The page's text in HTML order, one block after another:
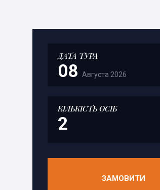
ДАТА ТУРА
08 Августа 2026
КІЛЬКІСТЬ ОСІБ
ЗАМОВИТИ